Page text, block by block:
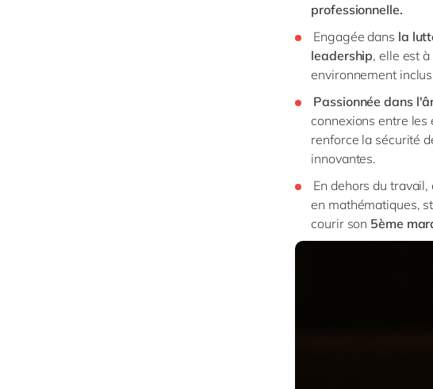
professionnelle.
Engagée dans la
leadership, elle est
environnement
Passionnée dans
connexions entre les
renforce la sécurité
innovantes.
En dehors du
en mathématiques,
courir son 5ème